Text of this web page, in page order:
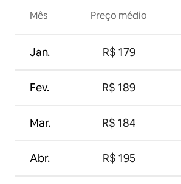
Mês
Jan.
Fev.
Mar.
Abr.
Preço médio
R$ 179
R$ 189
R$ 184
R$ 195